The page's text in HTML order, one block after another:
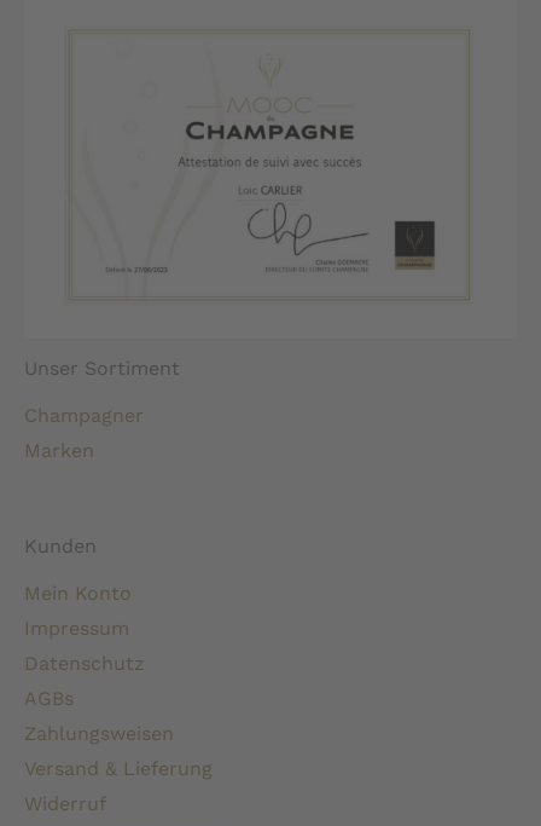
Unser Sortiment
Champagner
Marken
Kunden
Mein Konto
Impressum
Datenschutz
AGBs
Zahlungsweisen
Versand & Lieferung
Widerruf